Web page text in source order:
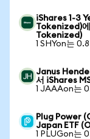
iShares 1-3
Tokenized)
Tokenized)
1 SHYon는
Janus
서 iShares
1 JAAAon는
Plug Power
Japan ETF
1 PLUGon는